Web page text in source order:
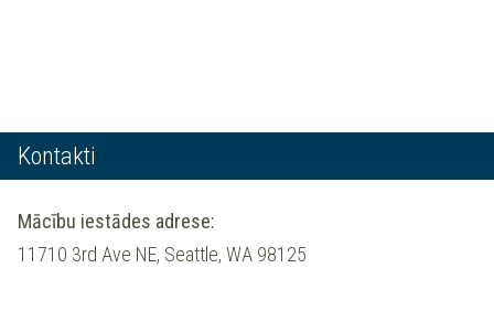
Kontakti
Mācību iestādes adrese:
11710 3rd Ave NE, Seattle, WA 98125